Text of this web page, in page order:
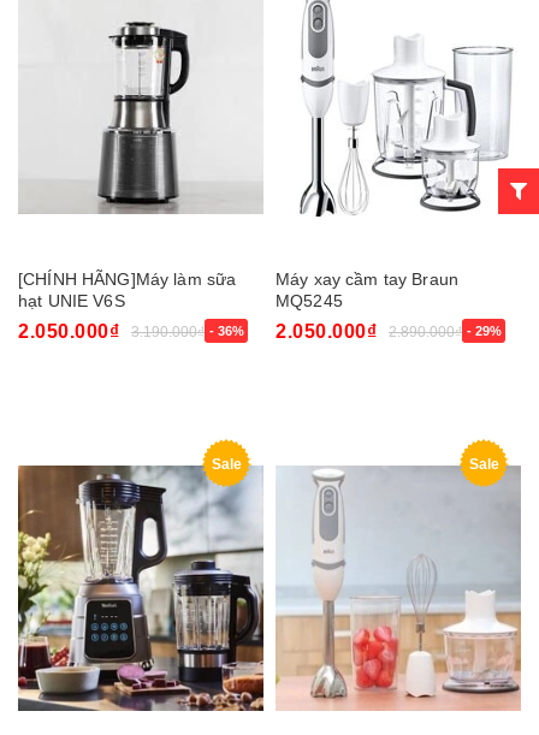
[CHÍNH HÃNG]Máy làm sữa
hạt UNIE V6S
2.050.000₫ 3.190.000₫ - 36%
Máy xay cầm tay Braun
MQ5245
2.050.000₫ 2.890.000₫ - 29%
Sale Sale